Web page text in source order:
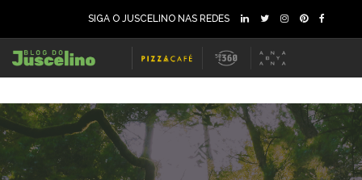
SIGA O JUSCELINO NAS REDES